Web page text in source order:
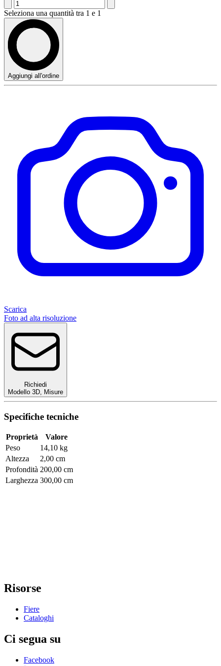
Seleziona una quantità tra 1 e 1
Aggiungi all'ordine
Scarica
Foto ad alta risoluzione
Richiedi
Modello 3D
Misure
Specifiche tecniche
Proprietà
Valore
Peso
14,10 kg
Altezza
2,00 cm
Profondità 200,00 cm
Larghezza 300,00 cm
Risorse
Fiere
Cataloghi
Ci segua su
Facebook